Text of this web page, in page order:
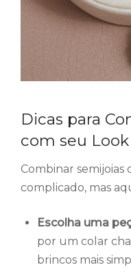
Dicas para
com seu Look
Combinar
complicado, mas
Escolha uma
por um colar
brincos mais